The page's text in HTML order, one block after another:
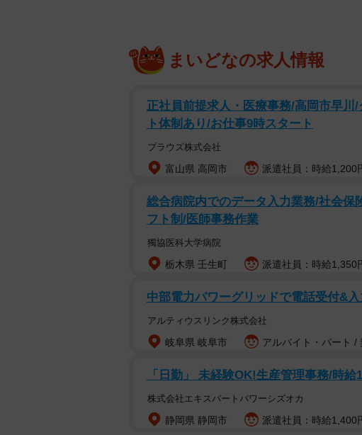
まいどなの求人情報
正社員前提求人・医療事務/高岡市早川
ト体制あり/お仕事9時スタート
プラウズ株式会社
富山県 高岡市 派遣社員：時給1,200
総合病院内でのデータ入力業務/社会保
フト制/医師事務作業
獨協医科大学病院
栃木県 壬生町 派遣社員：時給1,350
中部電力パワーグリッドで電話受付&
アルティウスリンク株式会社
岐阜県 岐阜市 アルバイト・パート /
「日勤」 未経験OK!生産管理事務/時給
株式会社エキスパートパワーシズオカ
静岡県 静岡市 派遣社員：時給1,400